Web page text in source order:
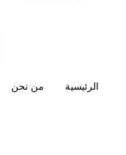
الرئيسية من نحن